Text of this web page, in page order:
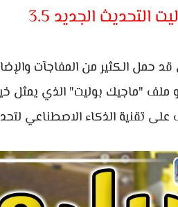
الجديد 3.5
ببجي قد حمل الكثير من المفاجآت
ملف "ماجيك بوليت" الذي يمثل
على تقنية الذكاء الاصطناعي